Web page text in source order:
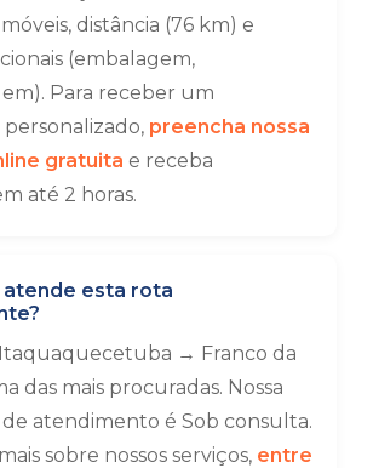
distância (76 km) e
(embalagem,
Para receber um
preencha nossa
gratuita e receba
até 2 horas.
atende esta rota
Itaquaquecetuba → Franco da
das mais procuradas. Nossa
atendimento é Sob consulta.
sobre nossos serviços, entre